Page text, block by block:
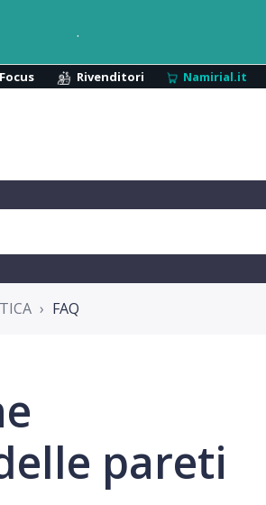
.
Focus Rivenditori Namirial.it
FAQ
pareti